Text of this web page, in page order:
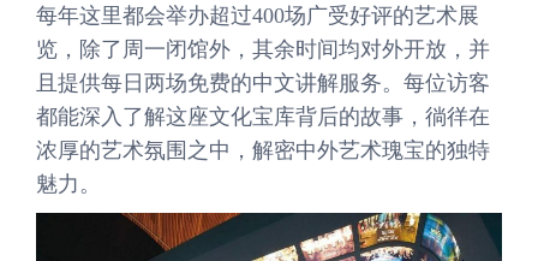
每年这里都会举办超过400场广受好评的艺术展
览，除了周一闭馆外，其余时间均对外开放，并
且提供每日两场免费的中文讲解服务。每位访客
都能深入了解这座文化宝库背后的故事，徜徉在
浓厚的艺术氛围之中，解密中外艺术瑰宝的独特
魅力。